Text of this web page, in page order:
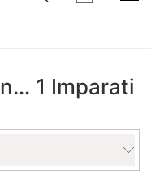
1 Imparati